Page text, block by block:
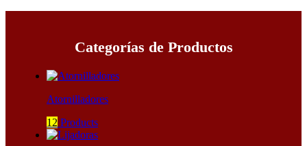
Categorías de Productos
Atornilladores
12 Products